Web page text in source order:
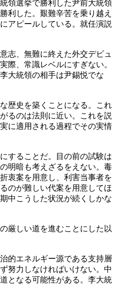
領選挙で勝利した尹前大統領
利した。艱難辛苦を乗り越え
アピールしている。就任演説
志、無難に終えた外交デビュ
際、常識レベルにすぎない。
大統領の相手は尹錫悦でな
歴史を築くことになる。これ
るのは法則に近い。これを説
に適用される過程でその実情
することだ。目の前の試験は
明暗も考えざるをえない。毒
衷案を用意し、利害当事者を
のが難しい代案を用意してほ
中こうした状況が続くしかな
厳しい道を進むことにした以
的エネルギー源である支持層
努力しなければいけない。中
となる可能性がある。李大統